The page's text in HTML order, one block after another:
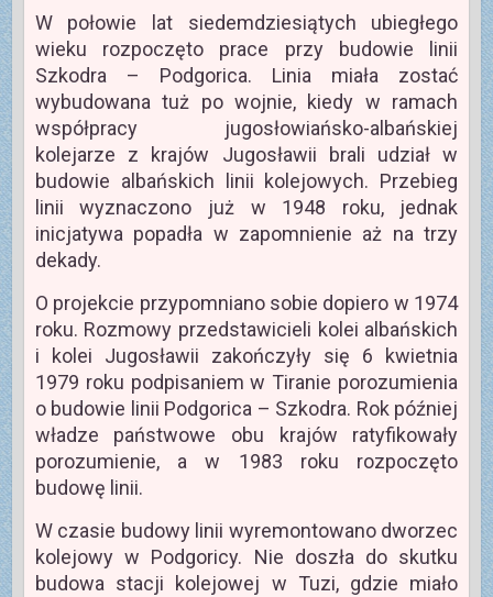
W połowie lat siedemdziesiątych ubiegłego
wieku rozpoczęto prace przy budowie linii
Szkodra – Podgorica. Linia miała zostać
wybudowana tuż po wojnie, kiedy w ramach
współpracy jugosłowiańsko-albańskiej
kolejarze z krajów Jugosławii brali udział w
budowie albańskich linii kolejowych. Przebieg
linii wyznaczono już w 1948 roku, jednak
inicjatywa popadła w zapomnienie aż na trzy
dekady.
O projekcie przypomniano sobie dopiero w 1974
roku. Rozmowy przedstawicieli kolei albańskich
i kolei Jugosławii zakończyły się 6 kwietnia
1979 roku podpisaniem w Tiranie porozumienia
o budowie linii Podgorica – Szkodra. Rok później
władze państwowe obu krajów ratyfikowały
porozumienie, a w 1983 roku rozpoczęto
budowę linii.
W czasie budowy linii wyremontowano dworzec
kolejowy w Podgoricy. Nie doszła do skutku
budowa stacji kolejowej w Tuzi, gdzie miało